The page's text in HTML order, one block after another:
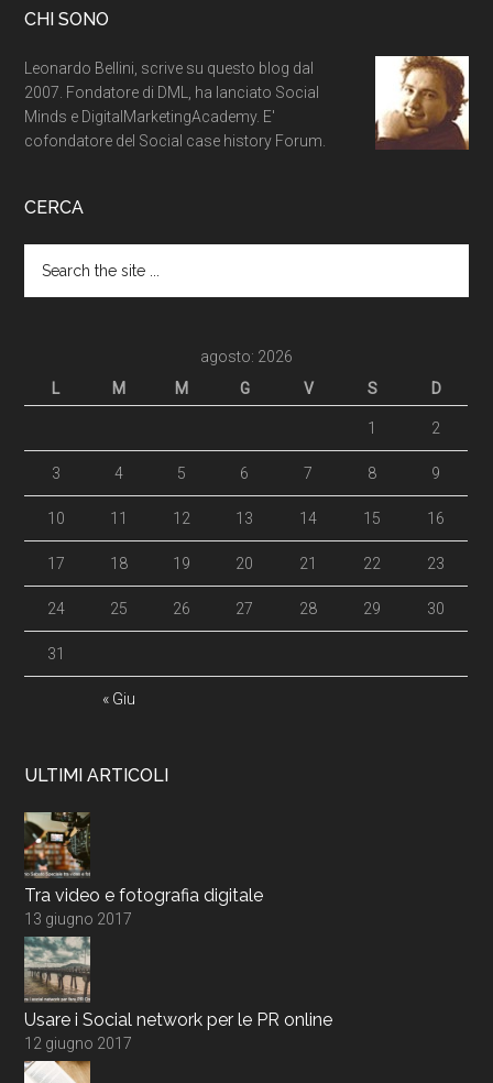
CHI SONO
Leonardo Bellini, scrive su questo blog dal
2007. Fondatore di DML, ha lanciato Social
Minds e DigitalMarketingAcademy. E'
cofondatore del Social case history Forum.
CERCA
agosto: 2026
L
M M G V S D
« Giu
1 2
3 4 5 6 7 8 9
10 11 12 13 14 15 16
17 18 19 20 21 22 23
24 25 26 27 28 29 30
31
ULTIMI ARTICOLI
Tra video e fotografia digitale
13 giugno 2017
Usare i Social network per le PR online
12 giugno 2017